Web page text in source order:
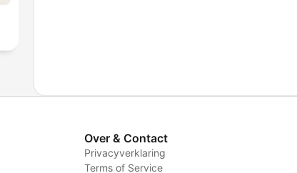
Over & Contact
Privacyverklaring
Terms of Service